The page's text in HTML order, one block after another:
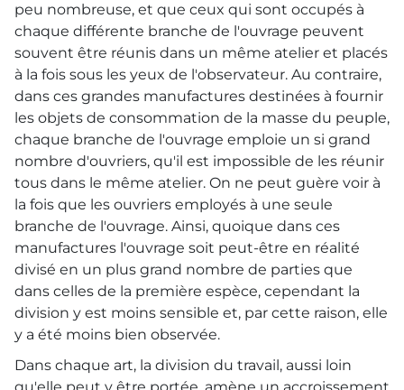
peu nombreuse, et que ceux qui sont occupés à
chaque différente branche de l'ouvrage peuvent
souvent être réunis dans un même atelier et placés
à la fois sous les yeux de l'observateur. Au contraire,
dans ces grandes manufactures destinées à fournir
les objets de consommation de la masse du peuple,
chaque branche de l'ouvrage emploie un si grand
nombre d'ouvriers, qu'il est impossible de les réunir
tous dans le même atelier. On ne peut guère voir à
la fois que les ouvriers employés à une seule
branche de l'ouvrage. Ainsi, quoique dans ces
manufactures l'ouvrage soit peut-être en réalité
divisé en un plus grand nombre de parties que
dans celles de la première espèce, cependant la
division y est moins sensible et, par cette raison, elle
y a été moins bien observée.
Dans chaque art, la division du travail, aussi loin